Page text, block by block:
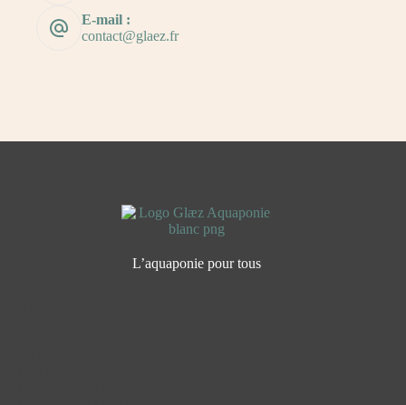
E-mail :
contact@glaez.fr
L’aquaponie pour tous